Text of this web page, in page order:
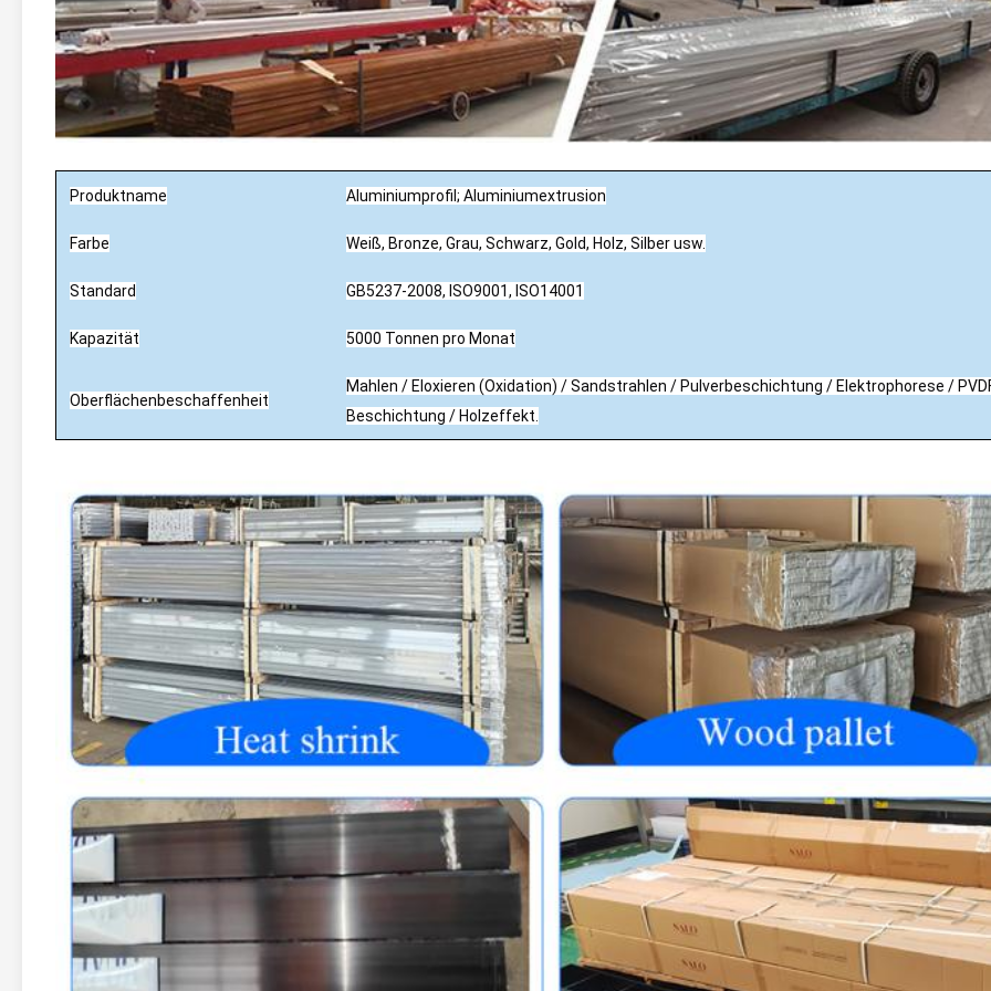
Produktname Aluminiumprofil; Aluminiumextrusion
Farbe Weiß, Bronze, Grau, Schwarz, Gold, Holz, Silber usw.
Standard GB5237-2008, ISO9001, ISO14001
Kapazität 5000 Tonnen pro Monat
Oberflächenbeschaffenheit
Mahlen / Eloxieren (Oxidation) / Sandstrahlen / Pulverbeschichtung / Elektrophorese /
Beschichtung / Holzeffekt.